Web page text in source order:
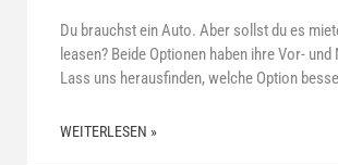
Du brauchst ein Auto. Aber sollst du es
leasen? Beide Optionen haben ihre Vor- und
Lass uns herausfinden, welche Option
WEITERLESEN »